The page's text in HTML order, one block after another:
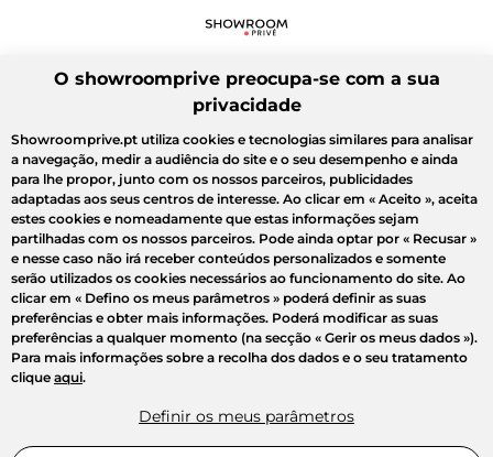
O showroomprive preocupa-se com a sua
privacidade
Showroomprive.pt utiliza cookies e tecnologias similares para analisar
a navegação, medir a audiência do site e o seu desempenho e ainda
para lhe propor, junto com os nossos parceiros, publicidades
adaptadas aos seus centros de interesse. Ao clicar em « Aceito », aceita
estes cookies e nomeadamente que estas informações sejam
partilhadas com os nossos parceiros. Pode ainda optar por « Recusar »
e nesse caso não irá receber conteúdos personalizados e somente
serão utilizados os cookies necessários ao funcionamento do site. Ao
clicar em « Defino os meus parâmetros » poderá definir as suas
preferências e obter mais informações. Poderá modificar as suas
preferências a qualquer momento (na secção « Gerir os meus dados »).
Para mais informações sobre a recolha dos dados e o seu tratamento
clique aqui.
Definir os meus parâmetros